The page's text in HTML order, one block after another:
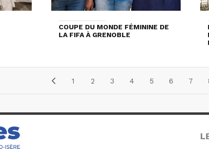
COUPE DU MONDE FÉMININE DE
LA FIFA À GRENOBLE
1 2 3 4 5 6 7